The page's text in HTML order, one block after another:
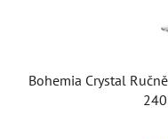
Bohemia Crystal